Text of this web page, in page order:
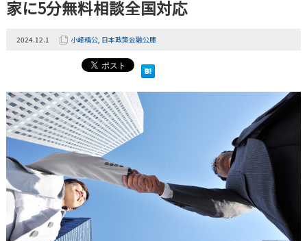
家に5分無料相談全国対応
2024.12.1 小峰精公, 日本政策金融公庫